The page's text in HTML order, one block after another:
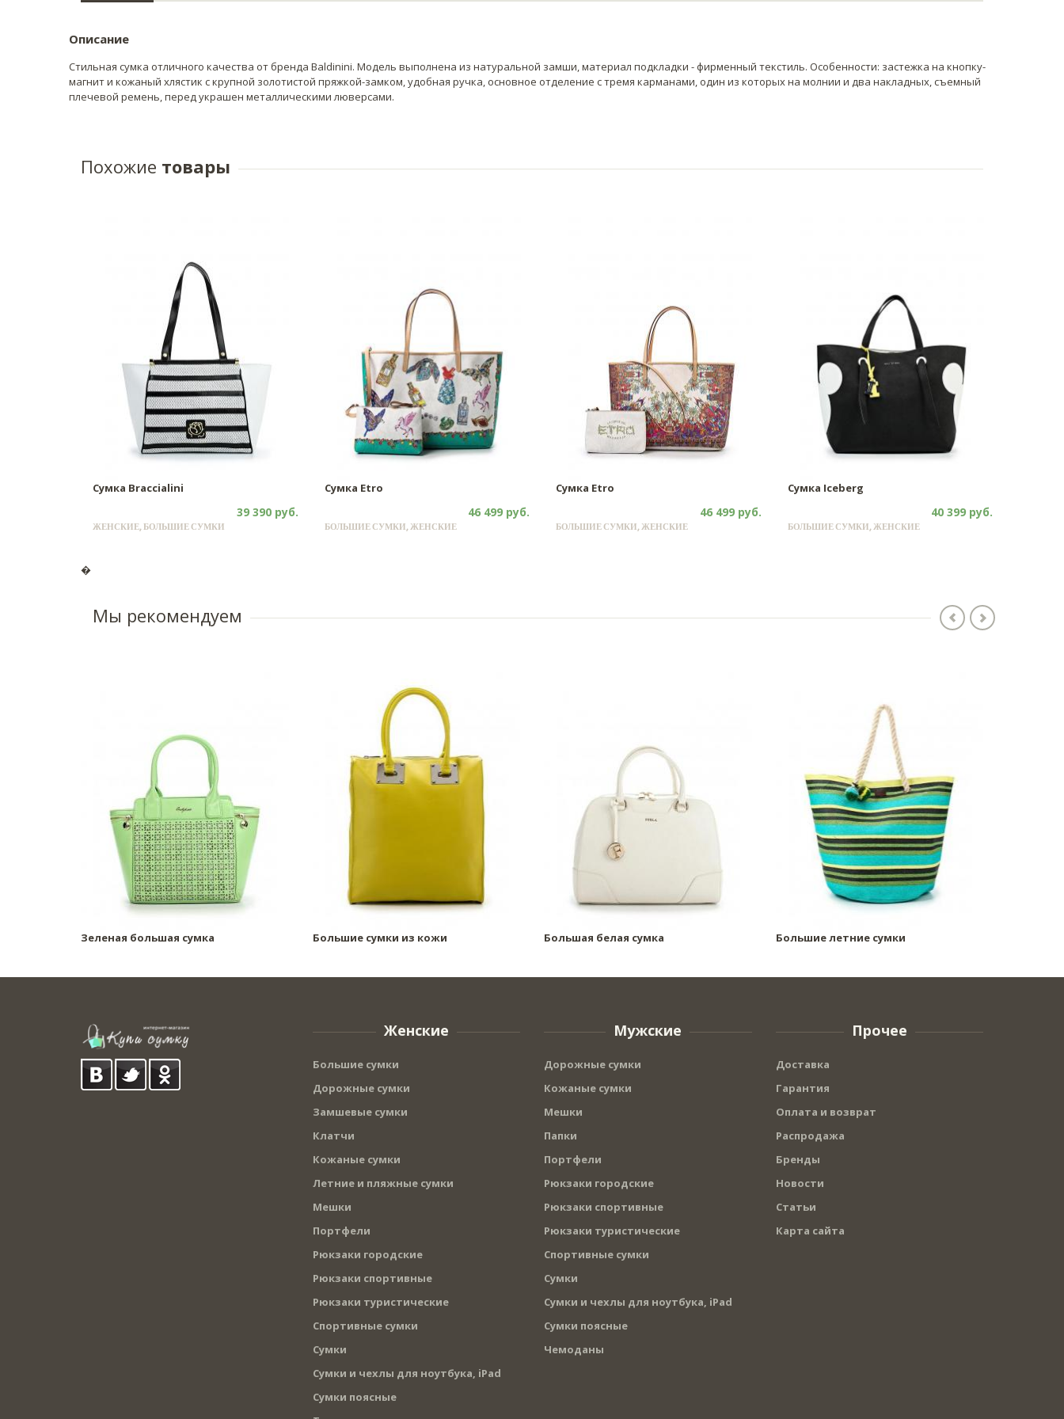
Описание
Стильная сумка отличного качества от бренда Baldinini. Модель выполнена из натуральной замши, материал подкладки - фирменный текстиль. Особенности: застежка на кнопку-
магнит и кожаный хлястик с крупной золотистой пряжкой-замком, удобная ручка, основное отделение с тремя карманами, один из которых на молнии и два накладных, съемный
плечевой ремень, перед украшен металлическими люверсами.
Похожие товары
Сумка Braccialini
39 390 руб.
ЖЕНСКИЕ, БОЛЬШИЕ СУМКИ
Сумка Etro
46 499 руб.
БОЛЬШИЕ СУМКИ, ЖЕНСКИЕ
Сумка Etro
46 499 руб.
БОЛЬШИЕ СУМКИ, ЖЕНСКИЕ
Сумка Iceberg
40 399 руб.
БОЛЬШИЕ СУМКИ, ЖЕНСКИЕ
�
Мы рекомендуем
Зеленая большая сумка Большие сумки из кожи Большая белая сумка Большие летние сумки
Женские
Большие сумки
Дорожные сумки
Замшевые сумки
Клатчи
Кожаные сумки
Летние и пляжные сумки
Мешки
Портфели
Рюкзаки городские
Рюкзаки спортивные
Рюкзаки туристические
Спортивные сумки
Сумки
Сумки и чехлы для ноутбука, iPad
Сумки поясные
Мужские
Дорожные сумки
Кожаные сумки
Мешки
Папки
Портфели
Рюкзаки городские
Рюкзаки спортивные
Рюкзаки туристические
Спортивные сумки
Сумки
Сумки и чехлы для ноутбука, iPad
Сумки поясные
Чемоданы
Прочее
Доставка
Гарантия
Оплата и возврат
Распродажа
Бренды
Новости
Статьи
Карта сайта